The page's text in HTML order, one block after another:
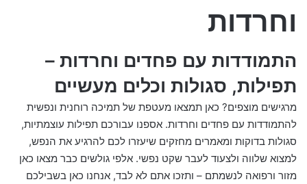
וחרדות
התמודדות עם פחדים וחרדות –
תפילות, סגולות וכלים מעשיים
מרגישים מוצפים? כאן תמצאו מעטפת של תמיכה רוחנית ונפשית
להתמודדות עם פחדים וחרדות. אספנו עבורכם תפילות עוצמתיות,
סגולות בדוקות ומאמרים מחזקים שיעזרו לכם להרגיע את הנפש,
למצוא שלווה ולצעוד לעבר שקט נפשי. אלפי גולשים כבר מצאו כאן
מזור ורפואה לנשמתם – ותזכו אתם לא לבד, אנחנו כאן בשבילכם